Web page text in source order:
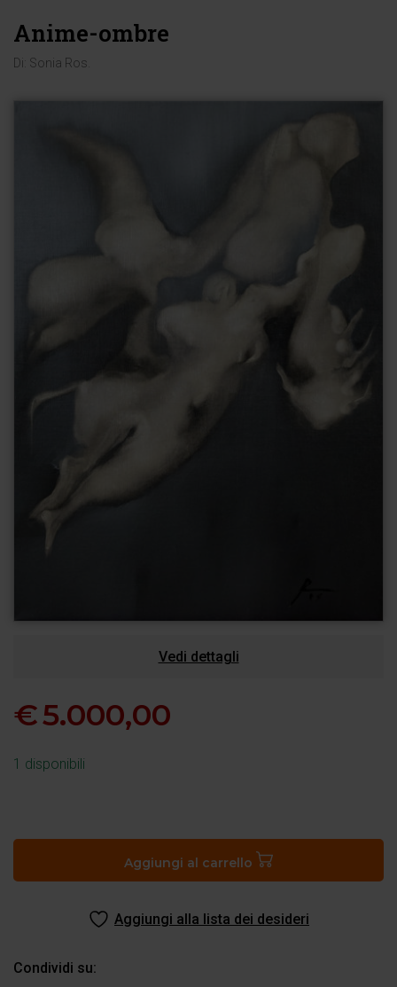
Anime-ombre
Di: Sonia Ros
Vedi dettagli
€5.000,00
1 disponibili
Aggiungi al carrello
Aggiungi alla lista dei desideri
Condividi su: